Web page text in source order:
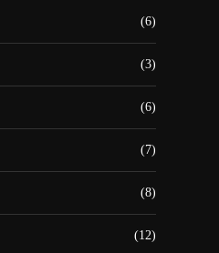
(6)
(3)
(6)
(7)
(8)
(12)